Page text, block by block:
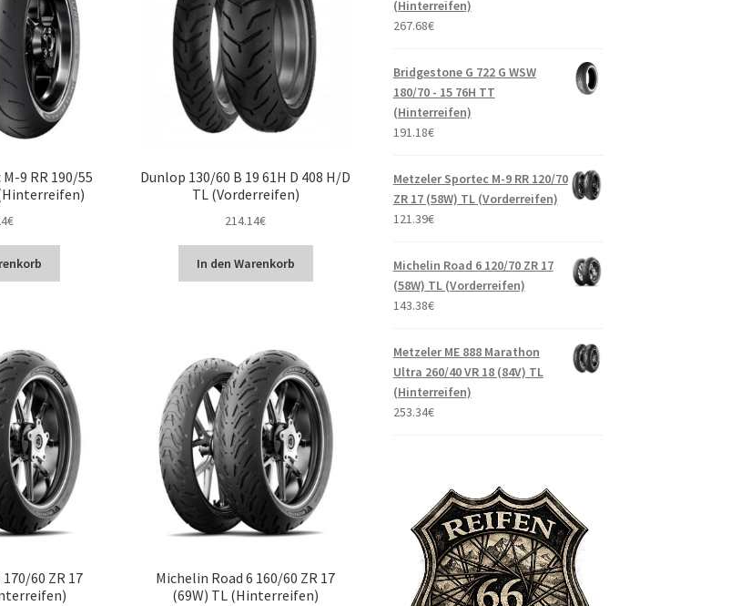
9 RR 190/55
€
Dunlop 130/60 B 19 61H D 408 H/D
TL (Vorderreifen)
214.14€
In den Warenkorb
60 ZR 17
Michelin Road 6 160/60 ZR 17
(69W) TL (Hinterreifen)
(Hinterreifen)
267.68€
Bridgestone G 722 G WSW
180/70 - 15 76H TT
(Hinterreifen)
191.18€
Metzeler Sportec M-9 RR 120/70
ZR 17 (58W) TL (Vorderreifen)
121.39€
Michelin Road 6 120/70 ZR 17
(58W) TL (Vorderreifen)
143.38€
Metzeler ME 888 Marathon
Ultra 260/40 VR 18 (84V) TL
(Hinterreifen)
253.34€